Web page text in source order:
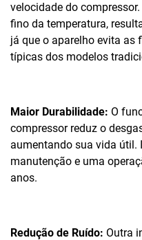
velocidade do
fino da temperatura,
já que o aparelho evita as
típicas dos modelos
Maior Durabilidade: O
compressor reduz o
aumentando sua vida útil.
manutenção e uma
anos.
Redução de Ruído: Outra